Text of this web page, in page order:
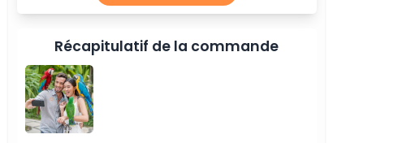
Récapitulatif de la commande